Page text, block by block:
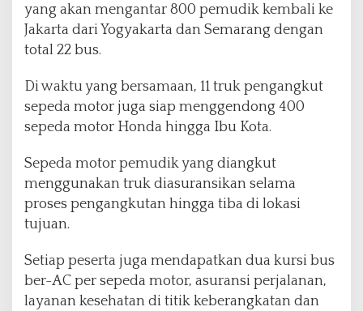
k
yang akan mengantar 800 pemudik kembali ke
Jakarta dari Yogyakarta dan Semarang dengan
total 22 bus.
Di waktu yang bersamaan, 11 truk pengangkut
sepeda motor juga siap menggendong 400
sepeda motor Honda hingga Ibu Kota.
Sepeda motor pemudik yang diangkut
menggunakan truk diasuransikan selama
proses pengangkutan hingga tiba di lokasi
tujuan.
Setiap peserta juga mendapatkan dua kursi bus
ber-AC per sepeda motor, asuransi perjalanan,
layanan kesehatan di titik keberangkatan dan